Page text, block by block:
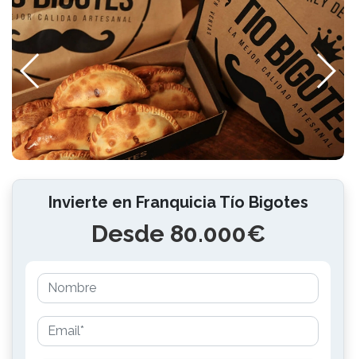
Invierte en Franquicia Tío Bigotes
Desde 80.000€